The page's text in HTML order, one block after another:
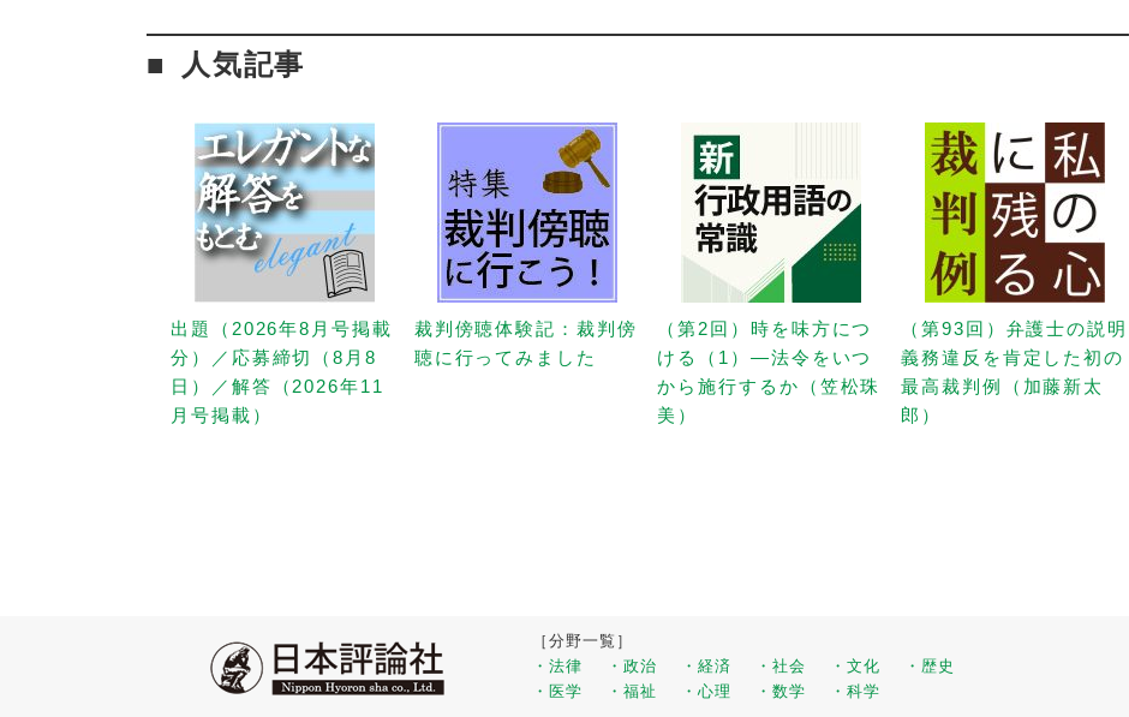
人気記事
出題（2026年8月号掲載
分）／応募締切（8月8
日）／解答（2026年11
月号掲載）
裁判傍聴体験記：裁判傍
聴に行ってみました
（第2回）時を味方につ
ける（1）—法令をいつ
から施行するか（笠松珠
美）
（第93回）弁護士の説明
義務違反を肯定した初の
最高裁判例（加藤新太
郎）
［分野一覧］
・法律
・政治 ・経済 ・社会 ・文化
・歴史
・医学
・福祉 ・心理 ・数学 ・科学